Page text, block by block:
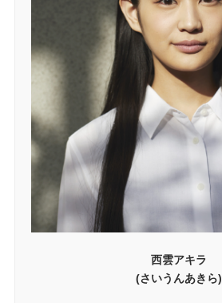
西雲アキラ
(さいうんあきら)